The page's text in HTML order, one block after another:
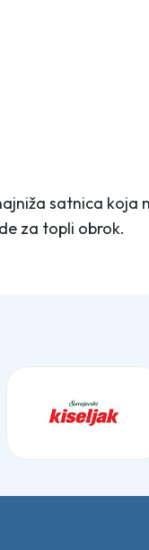
satnica koja
za topli obrok.